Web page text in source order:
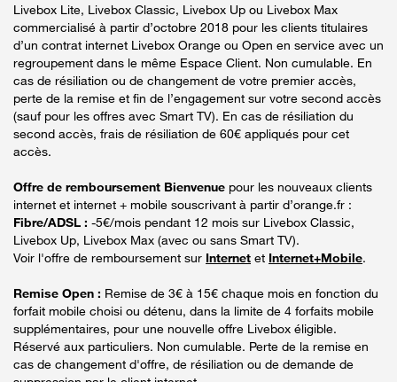
Livebox Lite, Livebox Classic, Livebox Up ou Livebox Max
commercialisé à partir d’octobre 2018 pour les clients titulaires
d’un contrat internet Livebox Orange ou Open en service avec un
regroupement dans le même Espace Client. Non cumulable. En
cas de résiliation ou de changement de votre premier accès,
perte de la remise et fin de l’engagement sur votre second accès
(sauf pour les offres avec Smart TV). En cas de résiliation du
second accès, frais de résiliation de 60€ appliqués pour cet
accès.
Offre de remboursement Bienvenue pour les nouveaux clients
internet et internet + mobile souscrivant à partir d’orange.fr :
Fibre/ADSL : -5€/mois pendant 12 mois sur Livebox Classic,
Livebox Up, Livebox Max (avec ou sans Smart TV).
Voir l'offre de remboursement sur Internet et Internet+Mobile.
Remise Open : Remise de 3€ à 15€ chaque mois en fonction du
forfait mobile choisi ou détenu, dans la limite de 4 forfaits mobile
supplémentaires, pour une nouvelle offre Livebox éligible.
Réservé aux particuliers. Non cumulable. Perte de la remise en
cas de changement d'offre, de résiliation ou de demande de